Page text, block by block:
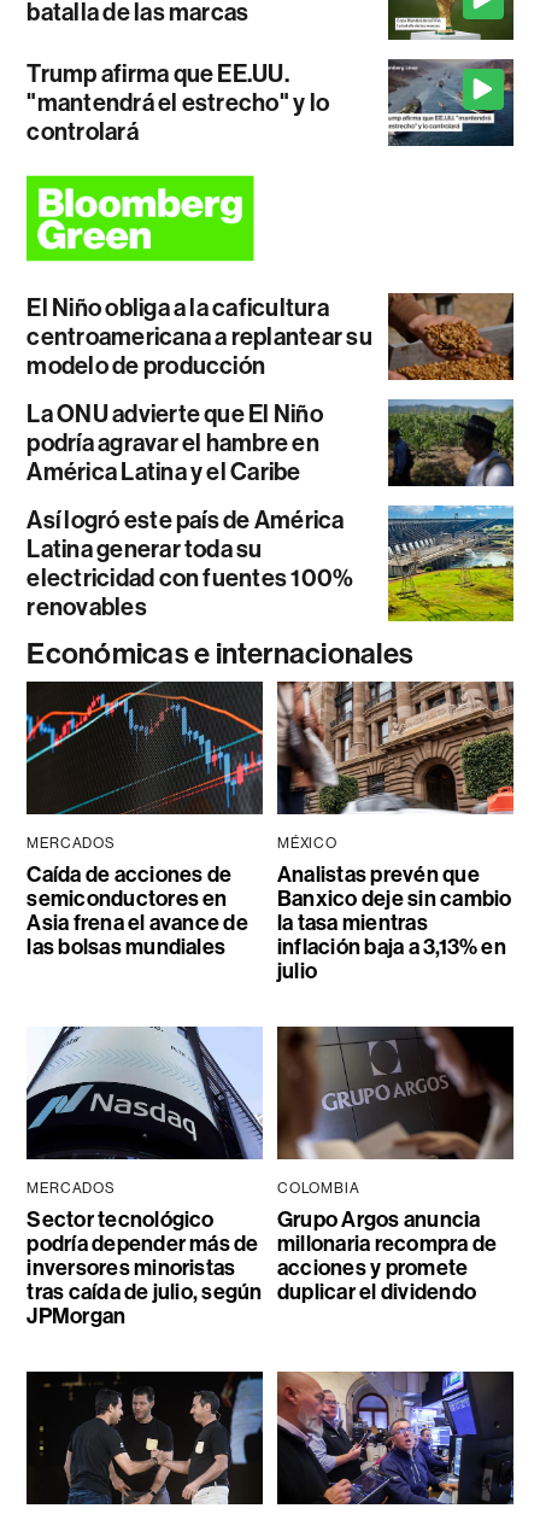
batalla de las marcas
Trump afirma que EE.UU.
"mantendrá el estrecho" y lo
controlará
El Niño obliga a la caficultura
centroamericana a replantear su
modelo de producción
La ONU advierte que El Niño
podría agravar el hambre en
América Latina y el Caribe
Así logró este país de América
Latina generar toda su
electricidad con fuentes 100%
renovables
Económicas e internacionales
MERCADOS
Caída de acciones de
semiconductores en
Asia frena el avance de
las bolsas mundiales
MÉXICO
Analistas prevén que
Banxico deje sin cambio
la tasa mientras
inflación baja a 3,13% en
julio
MERCADOS
Sector tecnológico
podría depender más de
inversores minoristas
tras caída de julio, según
JPMorgan
COLOMBIA
Grupo Argos anuncia
millonaria recompra de
acciones y promete
duplicar el dividendo